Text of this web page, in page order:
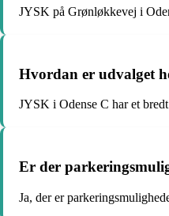
JYSK på Grønløkkevej i
Hvordan er udvalget
JYSK i Odense C har et
Er der
Ja, der er